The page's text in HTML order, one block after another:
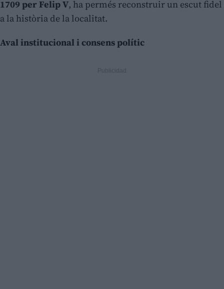
1709 per Felip V, ha permés reconstruir un escut fidel
a la història de la localitat.
Aval institucional i consens polític